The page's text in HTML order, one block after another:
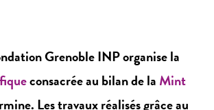
Grenoble INP organise la
consacrée au bilan de la Mint
Les travaux réalisés grâce au